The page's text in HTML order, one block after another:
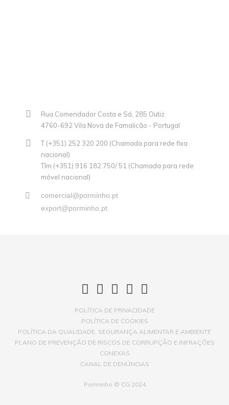
Rua Comendador Costa e Sá, 285 Outiz
4760-692 Vila Nova de Famalicão - Portugal
T (+351) 252 320 200 (Chamada para rede fixa
nacional)
Tlm (+351) 916 182 750/ 51 (Chamada para rede
móvel nacional)
comercial@porminho.pt
export@porminho.pt
POLÍTICA DE PRIVACIDADE
POLÍTICA DE COOKIES
POLÍTICA DA QUALIDADE, SEGURANÇA ALIMENTAR E AMBIENTE
PLANO DE PREVENÇÃO DE RISCOS DE CORRUPÇÃO E INFRAÇÕES
CONEXAS
CANAL DE DENÚNCIAS
Porminho © CG 2024